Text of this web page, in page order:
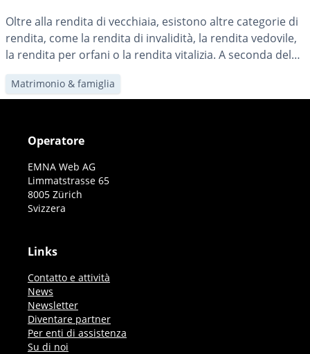
Oltre alla rendita di vecchiaia, esistono altre categorie di
rendita, come la rendita di invalidità, la rendita vedovile,
la rendita per orfani o la rendita vitalizia. A seconda del
tipo, potete far valere pretese in momenti diversi.
Tuttavia, un’attenta pianificazione è essenziale.
Matrimonio & famiglia
Operatore
EMNA Web AG
Limmatstrasse 65
8005 Zürich
Svizzera
Links
Contatto e attività
News
Newsletter
Diventare partner
Per enti di assistenza
Su di noi